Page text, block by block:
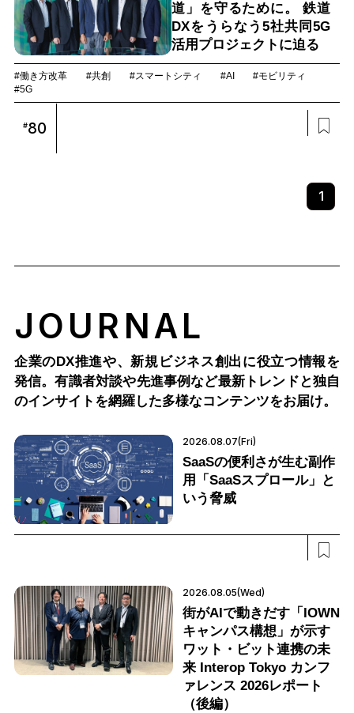
道」を守るために。 鉄道
DXをうらなう5社共同5G
活用プロジェクトに迫る
#働き方改革 #共創 #スマートシティ #AI
#モビリティ
#5G
#80
1
JOURNAL
企業のDX推進や、新規ビジネス創出に役立つ情報を
発信。有識者対談や先進事例など最新トレンドと独自
のインサイトを網羅した多様なコンテンツをお届け。
2026.08.07(Fri)
SaaSの便利さが生む副作
用「SaaSスプロール」と
いう脅威
2026.08.05(Wed)
街がAIで動きだす「IOWN
キャンパス構想」が示す
ワット・ビット連携の未
来 Interop Tokyo カンフ
ァレンス 2026レポート
（後編）